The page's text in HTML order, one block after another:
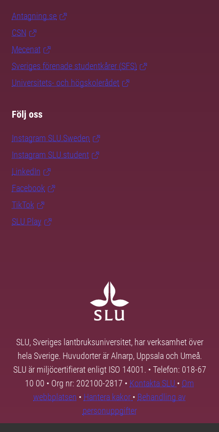
Antagning.se
CSN
Mecenat
Sveriges förenade studentkårer (SFS)
Universitets- och högskolerådet
Följ oss
Instagram SLU.Sweden
Instagram SLU.student
LinkedIn
Facebook
TikTok
SLU Play
SLU, Sveriges lantbruksuniversitet, har verksamhet över
hela Sverige. Huvudorter är Alnarp, Uppsala och Umeå.
SLU är miljöcertifierat enligt ISO 14001. • Telefon: 018-67
10 00 • Org nr: 202100-2817 • Kontakta SLU • Om
webbplatsen • Hantera kakor • Behandling av
personuppgifter